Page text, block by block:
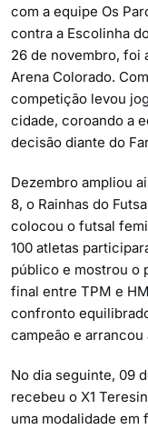
com a equipe Os
contra a Escolinha
26 de novembro, foi
Arena Colorado.
competição levou
cidade, coroando a
decisão diante do
Dezembro ampliou
8, o Rainhas do
colocou o futsal
100 atletas
público e mostrou o
final entre TPM e
confronto
campeão e arrancou
No dia seguinte, 09
recebeu o X1
uma modalidade em